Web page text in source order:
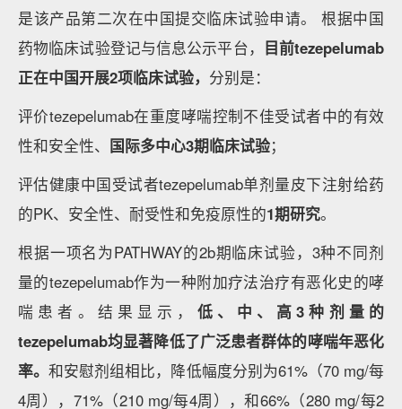
是该产品第二次在中国提交临床试验申请。 根据中国
药物临床试验登记与信息公示平台， 目前tezepelumab
正在中国开展2项临床试验， 分别是：
评价tezepelumab在重度哮喘控制不佳受试者中的有效
性和安全性、 国际多中心3期临床试验；
评估健康中国受试者tezepelumab单剂量皮下注射给药
的PK、安全性、耐受性和免疫原性的1期研究。
根据一项名为PATHWAY的2b期临床试验，3种不同剂
量的tezepelumab作为一种附加疗法治疗有恶化史的哮
喘患者。结果显示， 低、中、高3种剂量的
tezepelumab均显著降低了广泛患者群体的哮喘年恶化
率。和安慰剂组相比，降低幅度分别为61%（70 mg/每
4周），71%（210 mg/每4周），和66%（280 mg/每2